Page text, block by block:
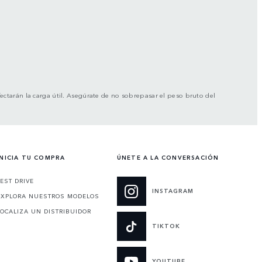
la carga útil. Asegúrate de no sobrepasar el peso bruto del
TU COMPRA
DRIVE
NUESTROS MODELOS
UN DISTRIBUIDOR
ÚNETE A LA CONVERSACIÓN
INSTAGRAM
TIKTOK